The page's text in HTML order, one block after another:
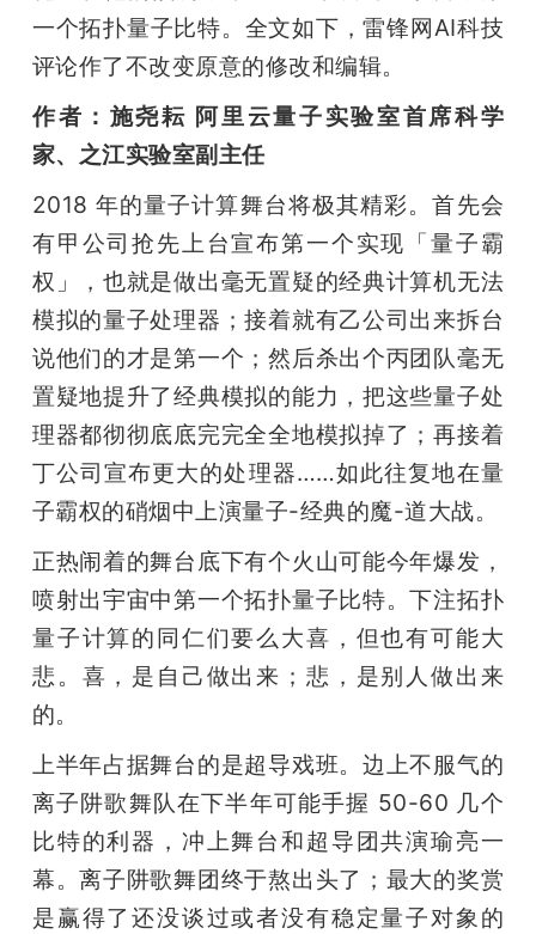
一个拓扑量子比特。全文如下，雷锋网AI科技
评论作了不改变原意的修改和编辑。
作者：施尧耘 阿里云量子实验室首席科学
家、之江实验室副主任
2018 年的量子计算舞台将极其精彩。首先会
有甲公司抢先上台宣布第一个实现「量子霸
权」，也就是做出毫无置疑的经典计算机无法
模拟的量子处理器；接着就有乙公司出来拆台
说他们的才是第一个；然后杀出个丙团队毫无
置疑地提升了经典模拟的能力，把这些量子处
理器都彻彻底底完完全全地模拟掉了；再接着
丁公司宣布更大的处理器……如此往复地在量
子霸权的硝烟中上演量子-经典的魔-道大战。
正热闹着的舞台底下有个火山可能今年爆发，
喷射出宇宙中第一个拓扑量子比特。下注拓扑
量子计算的同仁们要么大喜，但也有可能大
悲。喜，是自己做出来；悲，是别人做出来
的。
上半年占据舞台的是超导戏班。边上不服气的
离子阱歌舞队在下半年可能手握 50-60 几个
比特的利器，冲上舞台和超导团共演瑜亮一
幕。离子阱歌舞团终于熬出头了；最大的奖赏
是赢得了还没谈过或者没有稳定量子对象的